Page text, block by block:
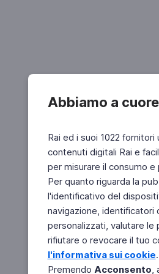
Abbiamo a
Rai ed i suoi 1022
contenuti digitali Rai e
per misurare il consumo
Per quanto riguarda la
l'identificativo del
navigazione, identificatori
personalizzati, valutare le
rifiutare o revocare il tuo
l'informativa sui cookie.
Premendo Acconsento,